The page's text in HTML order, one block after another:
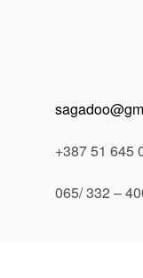
+387 51 645
065/ 332 –